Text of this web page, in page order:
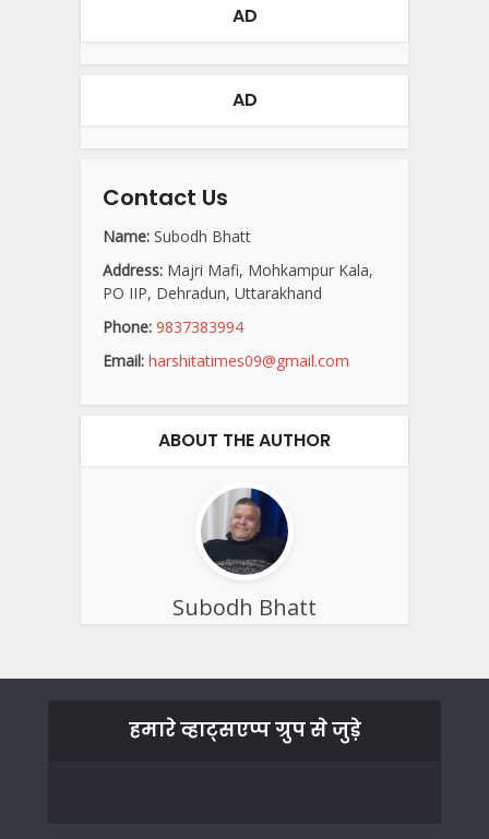
AD
AD
Contact Us
Name: Subodh Bhatt
Address: Majri Mafi, Mohkampur Kala,
PO IIP, Dehradun, Uttarakhand
Phone: 9837383994
Email: harshitatimes09@gmail.com
ABOUT THE AUTHOR
Subodh Bhatt
हमारे व्हाट्सएप्प ग्रुप से जुड़े